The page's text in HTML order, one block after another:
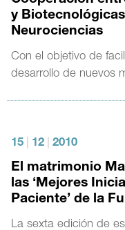
y
Neurociencias
Con el objetivo de
desarrollo de nuevos
15 12 2010
El matrimonio
las ‘Mejores
Paciente’ de la
La sexta edición de